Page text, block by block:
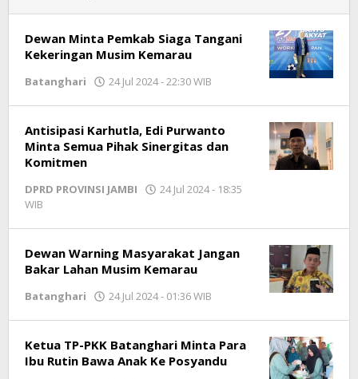
Dewan Minta Pemkab Siaga Tangani
Kekeringan Musim Kemarau
Batanghari 24 Jul 2024 - 22:30 WIB
Antisipasi Karhutla, Edi Purwanto
Minta Semua Pihak Sinergitas dan
Komitmen
DPRD PROVINSI JAMBI
24 Jul 2024 - 18:35
WIB
Dewan Warning Masyarakat Jangan
Bakar Lahan Musim Kemarau
Batanghari 24 Jul 2024 - 01:36 WIB
Ketua TP-PKK Batanghari Minta Para
Ibu Rutin Bawa Anak Ke Posyandu